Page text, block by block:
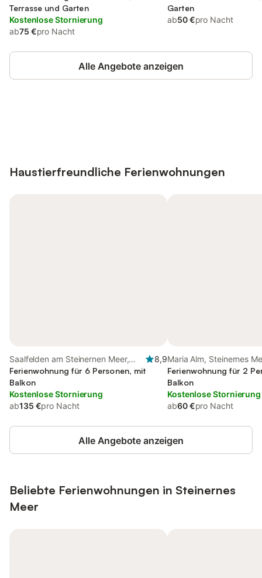
Terrasse und Garten
Kostenlose Stornierung
ab75 €pro Nacht
Garten
ab50 €pro Nacht
Alle Angebote anzeigen
Haustierfreundliche Ferienwohnungen
Saalfelden am Steinernen Meer,
Steinernes Meer
8,9
Ferienwohnung für 6 Personen, mit
Balkon
Kostenlose Stornierung
ab135 €pro Nacht
Maria Alm, Steinernes
Ferienwohnung für 2
Balkon
Kostenlose Stornierung
ab60 €pro Nacht
Alle Angebote anzeigen
Beliebte Ferienwohnungen in Steinernes
Meer